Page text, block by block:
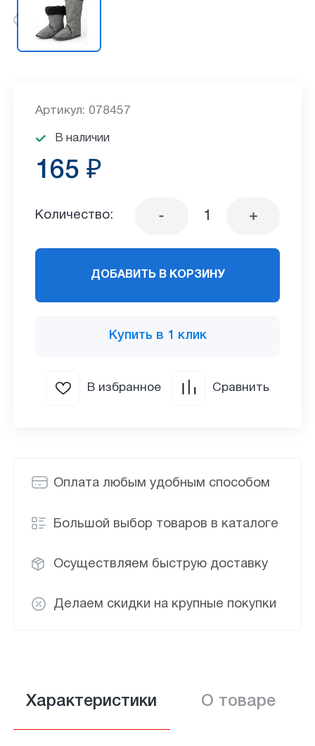
Оплата любым удобным способом
Большой выбор товаров в каталоге
Осуществляем быструю доставку
Делаем скидки на крупные покупки
Артикул: 078457
В наличии
165 ₽
Количество:
ДОБАВИТЬ В КОРЗИНУ
Купить в 1 клик
В избранное Сравнить
Характеристики О товаре